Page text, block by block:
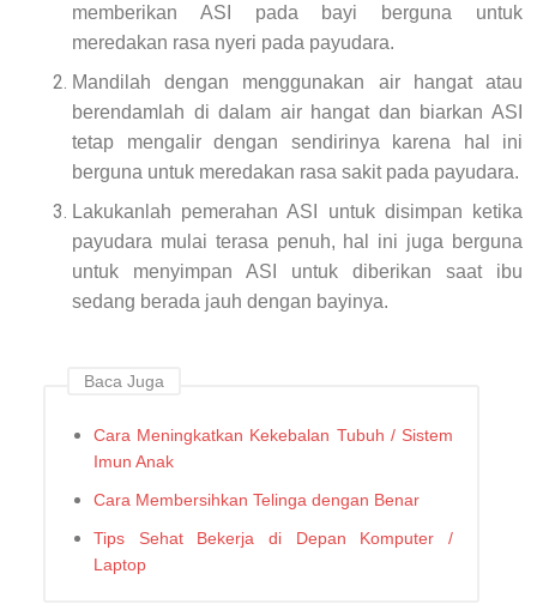
memberikan ASI pada bayi berguna untuk
meredakan rasa nyeri pada payudara.
Mandilah dengan menggunakan air hangat atau
berendamlah di dalam air hangat dan biarkan ASI
tetap mengalir dengan sendirinya karena hal ini
berguna untuk meredakan rasa sakit pada payudara.
Lakukanlah pemerahan ASI untuk disimpan ketika
payudara mulai terasa penuh, hal ini juga berguna
untuk menyimpan ASI untuk diberikan saat ibu
sedang berada jauh dengan bayinya.
Baca Juga
Cara Meningkatkan Kekebalan Tubuh / Sistem
Imun Anak
Cara Membersihkan Telinga dengan Benar
Tips Sehat Bekerja di Depan Komputer /
Laptop